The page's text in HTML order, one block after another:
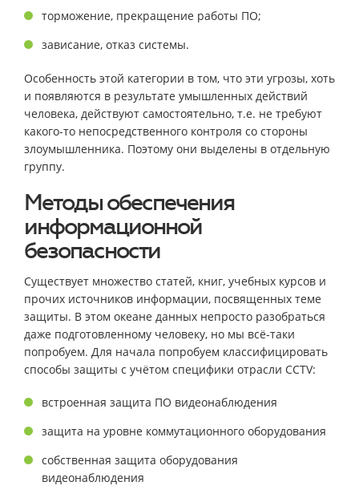
торможение, прекращение работы ПО;
зависание, отказ системы.
Особенность этой категории в том, что эти угрозы, хоть
и появляются в результате умышленных действий
человека, действуют самостоятельно, т.е. не требуют
какого-то непосредственного контроля со стороны
злоумышленника. Поэтому они выделены в отдельную
группу.
Методы обеспечения
информационной
безопасности
Существует множество статей, книг, учебных курсов и
прочих источников информации, посвященных теме
защиты. В этом океане данных непросто разобраться
даже подготовленному человеку, но мы всё-таки
попробуем. Для начала попробуем классифицировать
способы защиты с учётом специфики отрасли CCTV:
встроенная защита ПО видеонаблюдения
защита на уровне коммутационного оборудования
собственная защита оборудования
видеонаблюдения